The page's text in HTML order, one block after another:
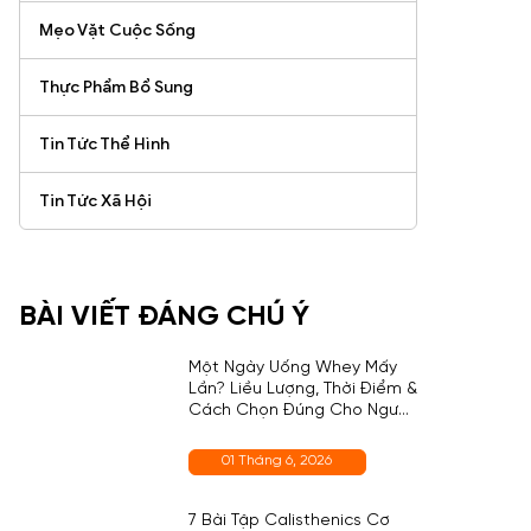
Mẹo Vặt Cuộc Sống
Thực Phẩm Bổ Sung
Tin Tức Thể Hình
Tin Tức Xã Hội
BÀI VIẾT ĐÁNG CHÚ Ý
Một Ngày Uống Whey Mấy
Lần? Liều Lượng, Thời Điểm &
Cách Chọn Đúng Cho Người
01 Tháng 6, 2026
7 Bài Tập Calisthenics Cơ